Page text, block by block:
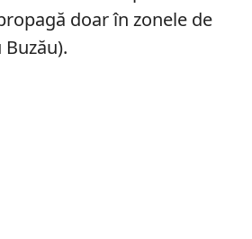
doar în zonele de